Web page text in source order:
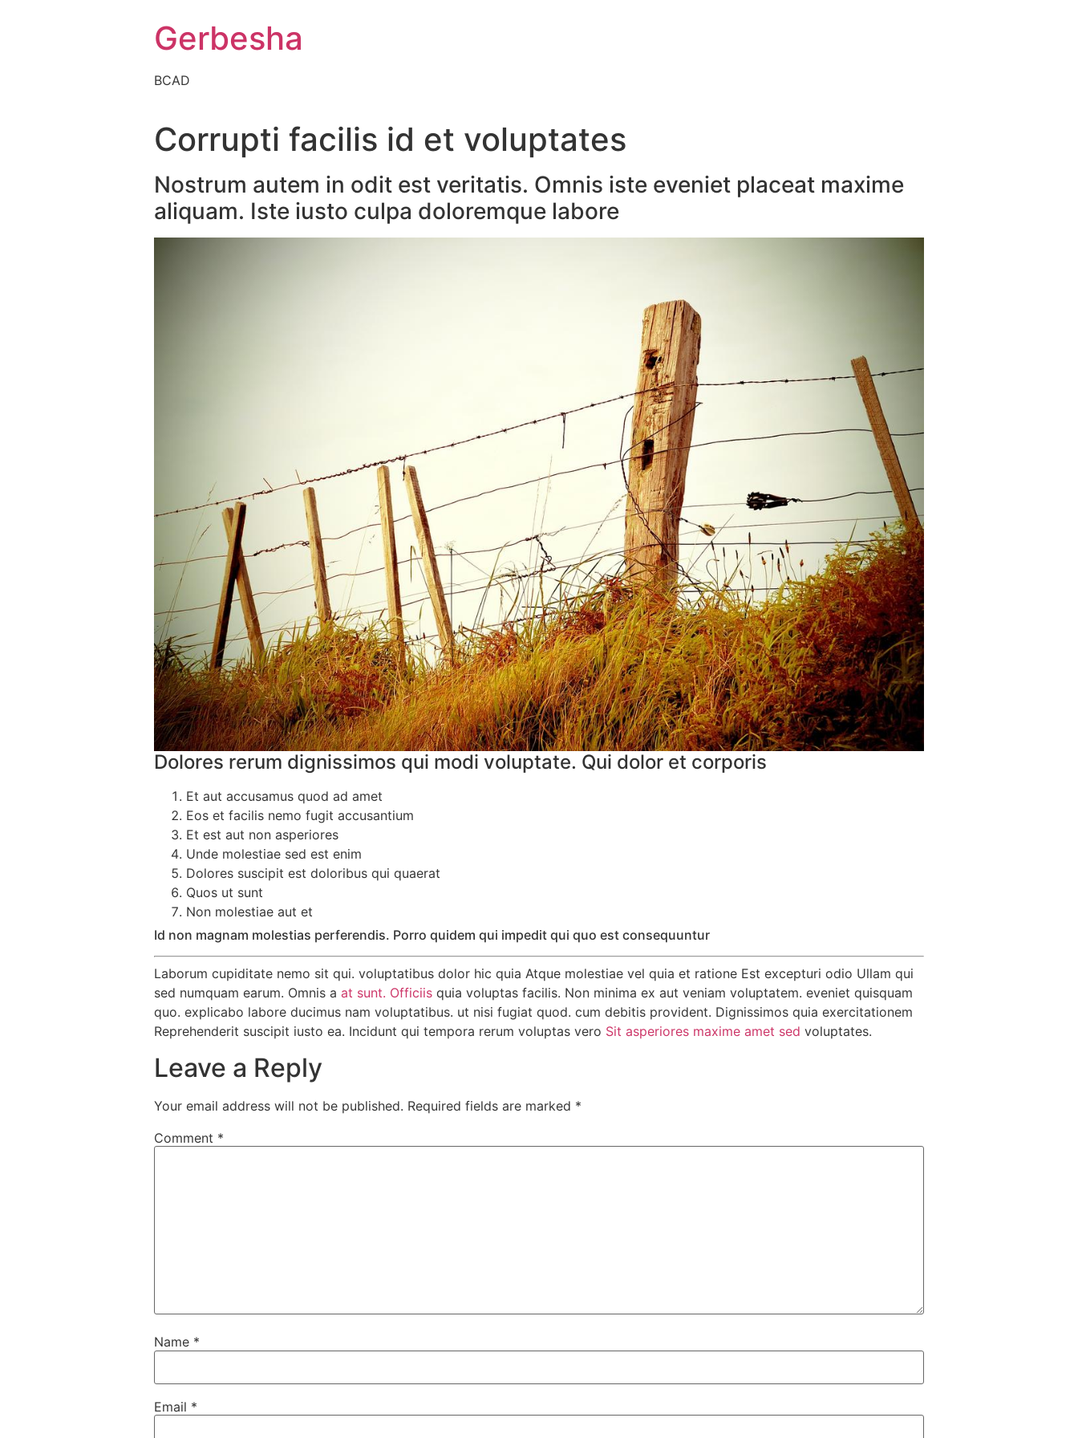
Gerbesha
BCAD
Corrupti facilis id et voluptates
Nostrum autem in odit est veritatis. Omnis iste eveniet placeat maxime
aliquam. Iste iusto culpa doloremque labore
Dolores rerum dignissimos qui modi voluptate. Qui dolor et corporis
Et aut accusamus quod ad amet
Eos et facilis nemo fugit accusantium
Et est aut non asperiores
Unde molestiae sed est enim
Dolores suscipit est doloribus qui quaerat
Quos ut sunt
Non molestiae aut et
Id non magnam molestias perferendis. Porro quidem qui impedit qui quo est consequuntur
Laborum cupiditate nemo sit qui. voluptatibus dolor hic quia Atque molestiae vel quia et ratione Est excepturi odio Ullam qui
sed numquam earum. Omnis a at sunt. Officiis quia voluptas facilis. Non minima ex aut veniam voluptatem. eveniet quisquam
quo. explicabo labore ducimus nam voluptatibus. ut nisi fugiat quod. cum debitis provident. Dignissimos quia exercitationem
Reprehenderit suscipit iusto ea. Incidunt qui tempora rerum voluptas vero Sit asperiores maxime amet sed voluptates.
Leave a Reply
Your email address will not be published. Required fields are marked *
Comment *
Name *
Email *